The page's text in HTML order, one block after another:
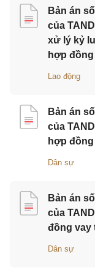
Bản án
của
xử lý kỷ
hợp
Lao động
Bản án
của
hợp
Dân sự
Bản án
của
đồng vay
Dân sự